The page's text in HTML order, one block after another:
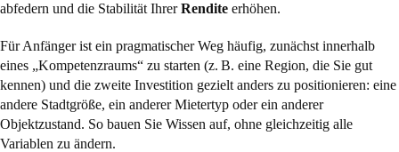
abfedern und die Stabilität IhrerRendite erhöhen.
Für Anfänger ist ein pragmatischer Weg häufig, zunächst innerhalb
eines „Kompetenzraums“ zu starten (z. B. eine Region, die Sie gut
kennen) und die zweite Investition gezielt anders zu positionieren: eine
andere Stadtgröße, ein anderer Mietertyp oder ein anderer
Objektzustand. So bauen Sie Wissen auf, ohne gleichzeitig alle
Variablen zu ändern.